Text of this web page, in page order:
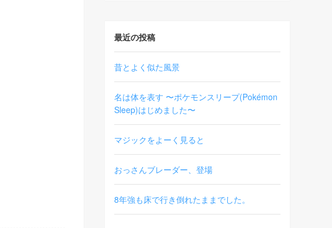
最近の投稿
昔とよく似た風景
名は体を表す 〜ポケモンスリープ(Pokémon
Sleep)はじめました〜
マジックをよーく見ると
おっさんブレーダー、登場
8年強も床で行き倒れたままでした。